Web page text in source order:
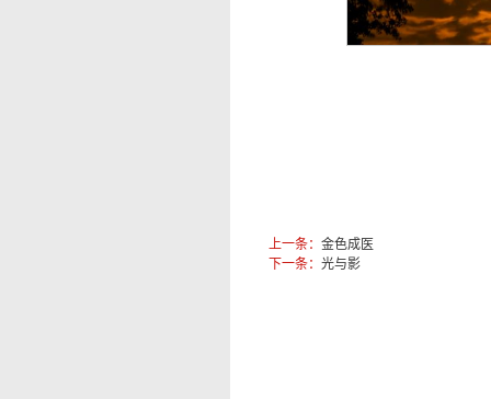
上一条： 金色成医
下一条： 光与影